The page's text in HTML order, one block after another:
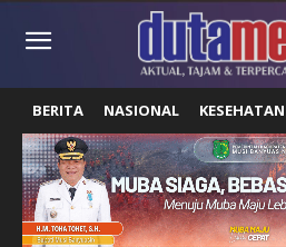
BERITA NASIONAL KESEHATAN